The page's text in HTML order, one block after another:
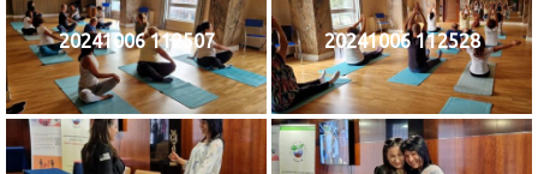
20241006 112507 20241006 112528